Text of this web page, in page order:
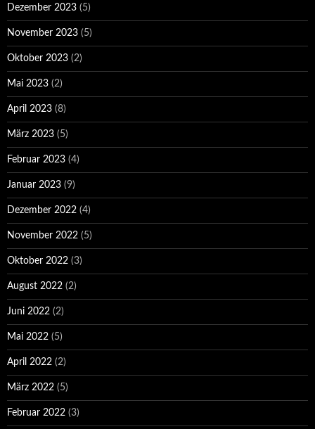
Dezember 2023 (5)
November 2023 (5)
Oktober 2023 (2)
Mai 2023 (2)
April 2023 (8)
März 2023 (5)
Februar 2023 (4)
Januar 2023 (9)
Dezember 2022 (4)
November 2022 (5)
Oktober 2022 (3)
August 2022 (2)
Juni 2022 (2)
Mai 2022 (5)
April 2022 (2)
März 2022 (5)
Februar 2022 (3)